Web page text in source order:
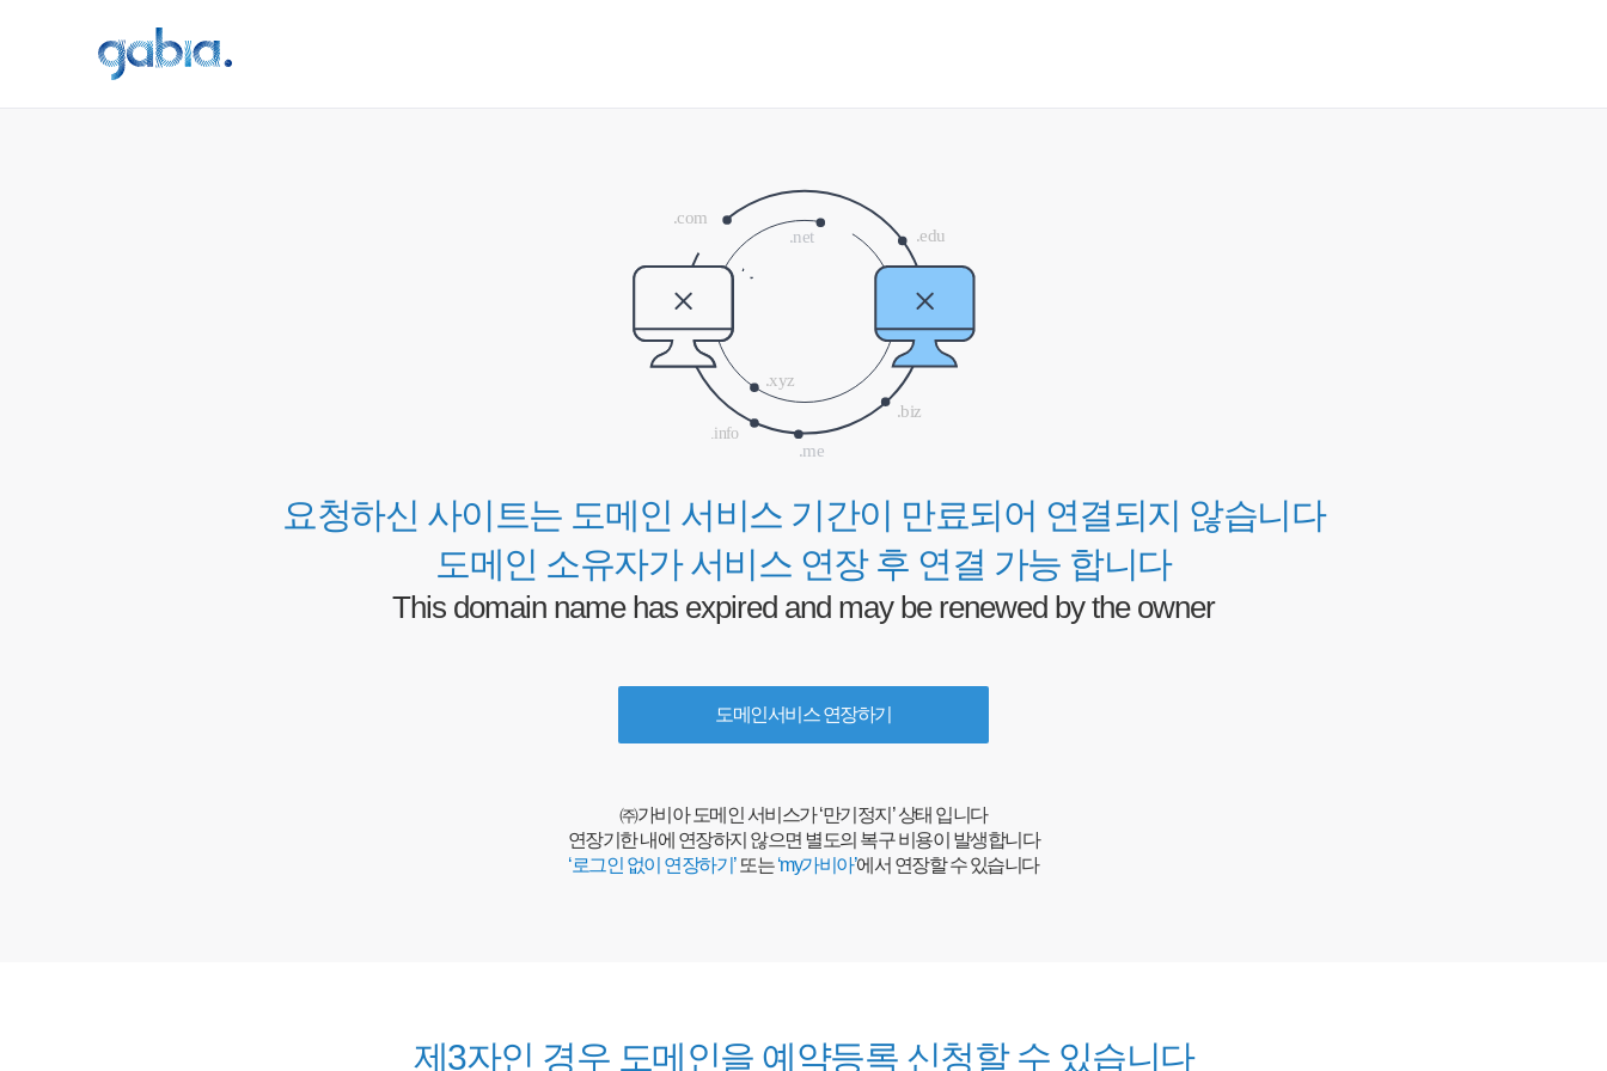
요청하신 사이트는 도메인 서비스 기간이 만료되어 연결되지 않습니다
도메인 소유자가 서비스 연장 후 연결 가능 합니다
This domain name has expired and may be renewed by the owner
도메인서비스 연장하기
㈜가비아 도메인 서비스가 ‘만기정지’ 상태 입니다
연장기한 내에 연장하지 않으면 별도의 복구 비용이 발생합니다
‘로그인 없이 연장하기’또는‘my가비아’에서 연장할 수 있습니다
제3자인 경우 도메인을 예약등록 신청할 수 있습니다